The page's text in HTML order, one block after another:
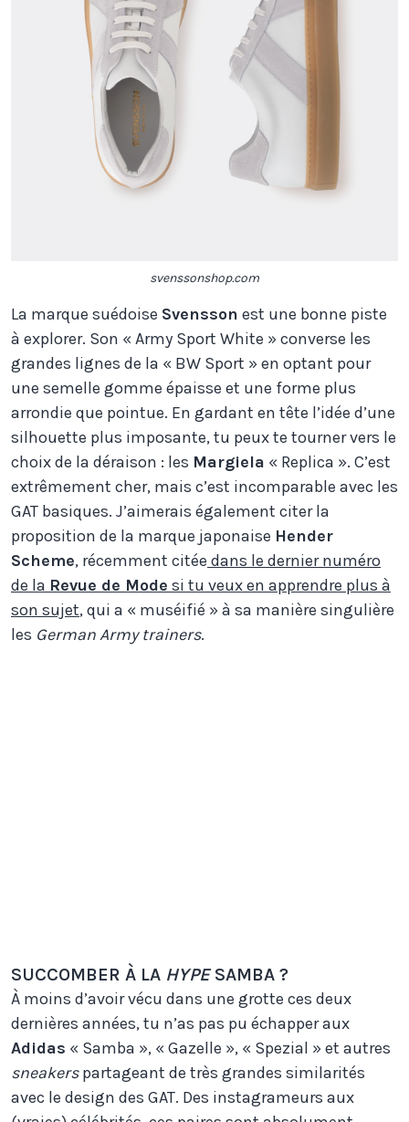
svenssonshop.com
La marque suédoise Svensson est une bonne piste
à explorer. Son « Army Sport White » converse les
grandes lignes de la « BW Sport » en optant pour
une semelle gomme épaisse et une forme plus
arrondie que pointue. En gardant en tête l’idée d’une
silhouette plus imposante, tu peux te tourner vers le
choix de la déraison : les Margiela « Replica ». C’est
extrêmement cher, mais c’est incomparable avec les
GAT basiques. J’aimerais également citer la
proposition de la marque japonaise Hender
Scheme, récemment citée dans le dernier numéro
de la Revue de Mode si tu veux en apprendre plus à
son sujet, qui a « muséifié » à sa manière singulière
les German Army trainers.
SUCCOMBER À LA HYPESAMBA ?
À moins d’avoir vécu dans une grotte ces deux
dernières années, tu n’as pas pu échapper aux
Adidas « Samba », « Gazelle », « Spezial » et autres
sneakerspartageant de très grandes similarités
avec le design des GAT. Des instagrameurs aux